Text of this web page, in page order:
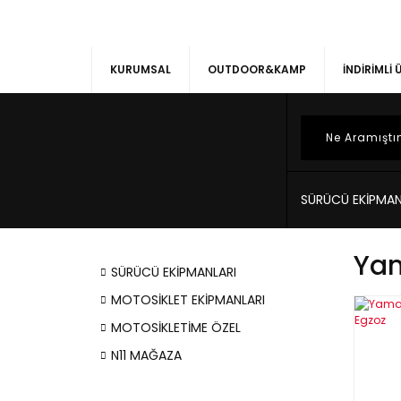
KURUMSAL OUTDOOR&KAMP İNDİRİMLİ
SÜRÜCÜ
SÜRÜCÜ EKİPMANLARI
MOTOSİKLET EKİPMANLARI
MOTOSİKLETİME ÖZEL
N11 MAĞAZA